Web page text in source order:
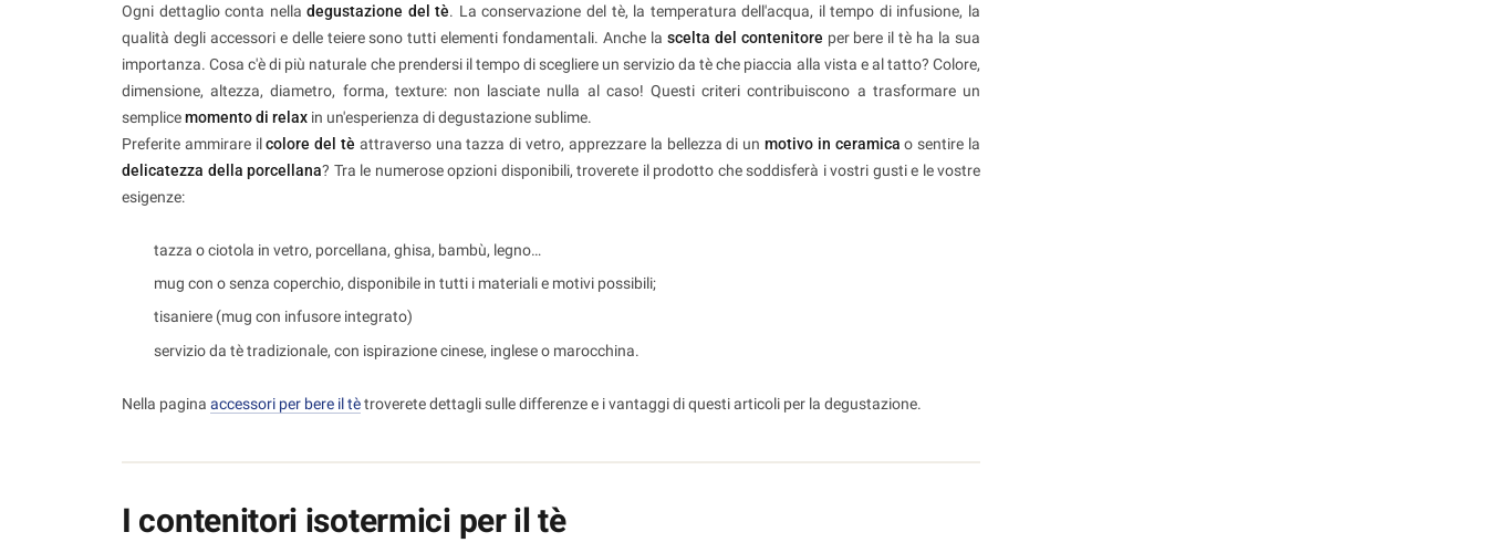
Ogni dettaglio conta nelladegustazione del tè. La conservazione del tè, la temperatura dell'acqua, il tempo di infusione, la
qualità degli accessori e delle teiere sono tutti elementi fondamentali. Anche la scelta del contenitore per bere il tè ha la sua
importanza. Cosa c'è di più naturale che prendersi il tempo di scegliere un servizio da tè che piaccia alla vista e al tatto? Colore,
dimensione, altezza, diametro, forma, texture: non lasciate nulla al caso! Questi criteri contribuiscono a trasformare un
semplicemomento di relax in un'esperienza di degustazione sublime.
Preferite ammirare ilcolore del tè attraverso una tazza di vetro, apprezzare la bellezza di un motivo in ceramica o sentire la
delicatezza della porcellana? Tra le numerose opzioni disponibili, troverete il prodotto che soddisferà i vostri gusti e le vostre
esigenze:
tazza o ciotola in vetro, porcellana, ghisa, bambù, legno…
mug con o senza coperchio, disponibile in tutti i materiali e motivi possibili;
tisaniere (mug con infusore integrato)
servizio da tè tradizionale, con ispirazione cinese, inglese o marocchina.
Nella pagina accessori per bere il tètroverete dettagli sulle differenze e i vantaggi di questi articoli per la degustazione.
I contenitori isotermici per il tè